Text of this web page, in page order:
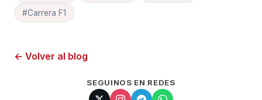
#Carrera F1
← Volver al blog
SEGUINOS EN REDES